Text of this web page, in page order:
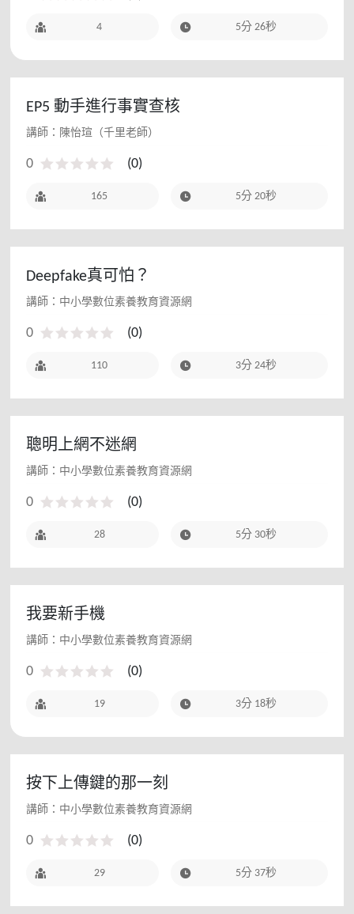
4 5分 26秒
EP5 動手進行事實查核
講師：陳怡瑄（千里老師）
0 (0)
165 5分 20秒
Deepfake真可怕？
講師：中小學數位素養教育資源網
0 (0)
110 3分 24秒
聰明上網不迷網
講師：中小學數位素養教育資源網
0 (0)
28 5分 30秒
我要新手機
講師：中小學數位素養教育資源網
0 (0)
19 3分 18秒
按下上傳鍵的那一刻
講師：中小學數位素養教育資源網
0 (0)
29 5分 37秒